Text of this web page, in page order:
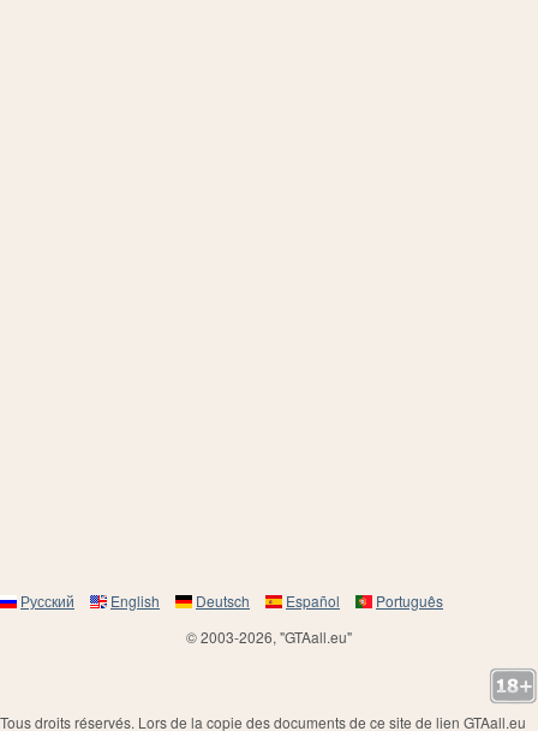
Русский English Deutsch Español
Português
© 2003-2026, "GTAall.eu"
Tous droits réservés. Lors de la copie des documents de ce site de lien GTAall.eu